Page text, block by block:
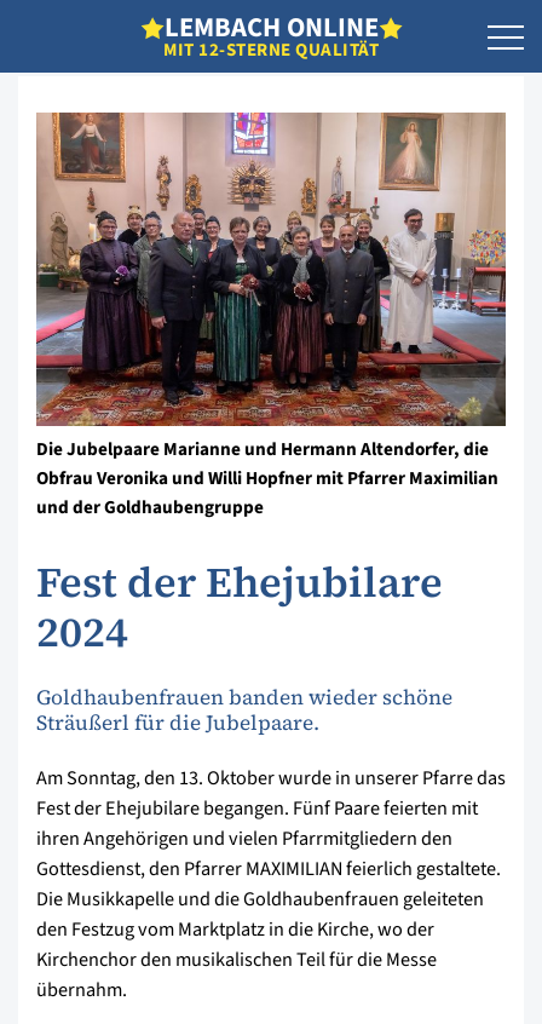
LEMBACH ONLINE
MIT 12-STERNE QUALITÄT
Die Jubelpaare Marianne und Hermann Altendorfer, die
Obfrau Veronika und Willi Hopfner mit Pfarrer Maximilian
und der Goldhaubengruppe
Fest der Ehejubilare
2024
Goldhaubenfrauen banden wieder schöne
Sträußerl für die Jubelpaare.
Am Sonntag, den 13. Oktober wurde in unserer Pfarre das
Fest der Ehejubilare begangen. Fünf Paare feierten mit
ihren Angehörigen und vielen Pfarrmitgliedern den
Gottesdienst, den Pfarrer MAXIMILIAN feierlich gestaltete.
Die Musikkapelle und die Goldhaubenfrauen geleiteten
den Festzug vom Marktplatz in die Kirche, wo der
Kirchenchor den musikalischen Teil für die Messe
übernahm.